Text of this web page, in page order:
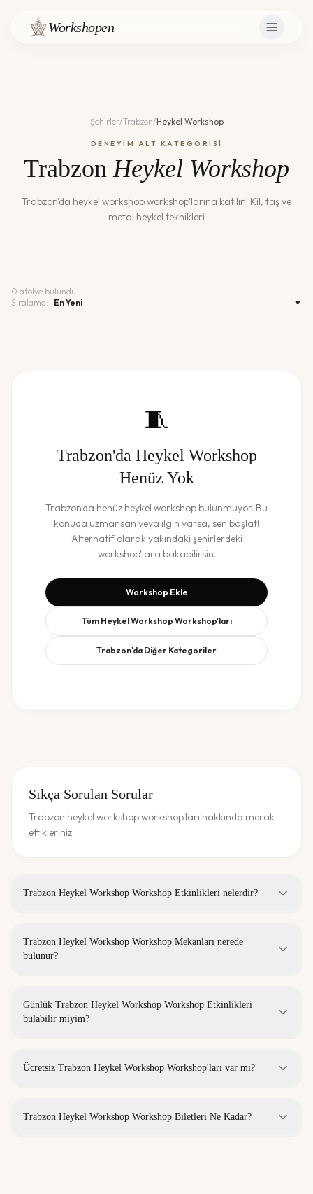
Workshopen
Şehirler/Trabzon/Heykel Workshop
DENEYİM ALT KATEGORİSİ
Trabzon Heykel Workshop
Trabzon'da heykel workshopworkshop'larına katılın! Kil, taş ve
metal heykel teknikleri
0 atölye bulundu
Sıralama:
🧵
Trabzon'da Heykel Workshop
Henüz Yok
Trabzon'da henüz heykel workshopbulunmuyor. Bu
konuda uzmansan veya ilgin varsa, sen başlat!
Alternatif olarak yakındaki şehirlerdeki
workshop'lara bakabilirsin.
Workshop Ekle
Tüm Heykel Workshop Workshop'ları
Trabzon'da Diğer Kategoriler
Sıkça Sorulan Sorular
Trabzon heykel workshop workshop'ları hakkında merak
ettikleriniz
Trabzon Heykel Workshop Workshop Etkinlikleri nelerdir?
Trabzon Heykel Workshop Workshop Mekanları nerede
bulunur?
Günlük Trabzon Heykel Workshop Workshop Etkinlikleri
bulabilir miyim?
Ücretsiz Trabzon Heykel Workshop Workshop'ları var mı?
Trabzon Heykel Workshop Workshop Biletleri Ne Kadar?